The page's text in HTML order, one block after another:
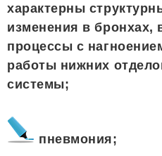
характерны
изменения в бронхах,
процессы с
работы нижних
системы;
пневмония;